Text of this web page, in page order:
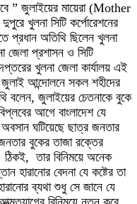
” জুলাইয়ের মায়েরা (Mother
খুলনা সিটি কর্পোরেশনের
প্রধান অতিথি ছিলেন খুলনা
জেলা প্রশাসন ও সিটি
খুলনা জেলা কার্যালয় এই
আন্দোলনে সকল শহীদের
বলেন, জুলাইয়ের চেতনাকে বুকে
আগে বাংলাদেশ যে
ঘটিয়েছে ছাত্র জনতার
বুকের তাজা রক্তের
ঠিকই, তার বিনিময়ে অনেক
হারানোর বেদনা যে কষ্টের তা
ব্যথা শুধু সে জানে যে